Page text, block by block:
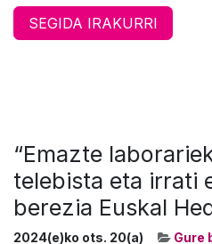
SEGIDA IRAKURRI
“Emazte
telebista eta irrati
berezia Euskal
2024(e)ko ots. 20(a) Gure